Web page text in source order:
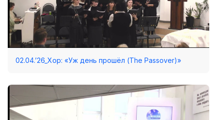
02.04.’26_Хор: «Уж день прошёл (The Passover)»